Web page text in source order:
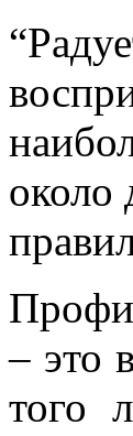
около
– это
того